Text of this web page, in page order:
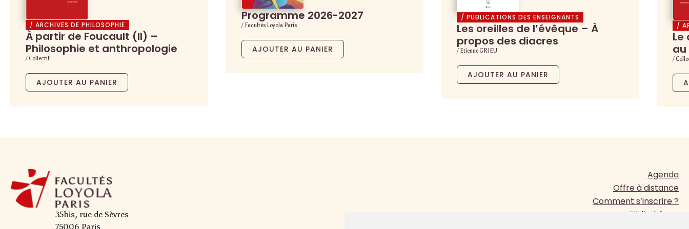
/ ARCHIVES DE PHILOSOPHIE
À partir de Foucault (II) –
Philosophie et anthropologie
/ Collectif
AJOUTER AU PANIER
Programme 2026-2027
/ Facultés Loyola Paris
AJOUTER AU PANIER
/ PUBLICATIONS DES ENSEIGNANTS
Les oreilles de l’évêque – À
propos des diacres
/ Etienne GRIEU
AJOUTER AU PANIER
/
Le
au
/
35bis, rue de Sèvres
75006 Paris
Agenda
Offre à distance
Comment s’inscrire ?
Bibliothèque